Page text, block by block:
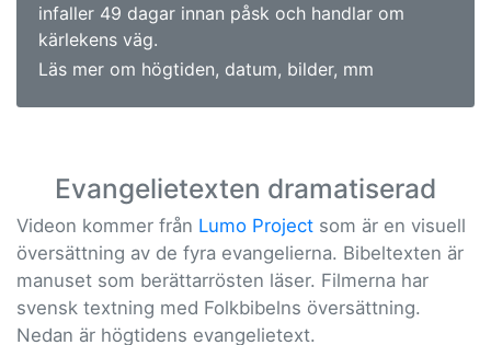
infaller 49 dagar innan påsk och handlar om
kärlekens väg.
Läs mer om högtiden, datum, bilder, mm
Evangelietexten dramatiserad
Videon kommer från Lumo Project som är en visuell
översättning av de fyra evangelierna. Bibeltexten är
manuset som berättarrösten läser. Filmerna har
svensk textning med Folkbibelns översättning.
Nedan är högtidens evangelietext.